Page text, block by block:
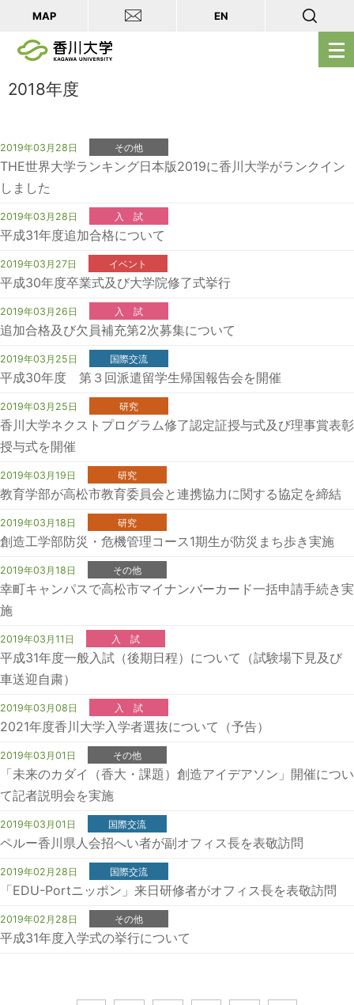
メ
ニ
く
MAP EN
2018年度
2019年03月28日 その他
THE世界大学ランキング日本版2019に香川大学がランクイン
しました
2019年03月28日 入 試
平成31年度追加合格について
2019年03月27日 イベント
平成30年度卒業式及び大学院修了式挙行
2019年03月26日 入 試
追加合格及び欠員補充第2次募集について
2019年03月25日 国際交流
平成30年度 第３回派遣留学生帰国報告会を開催
2019年03月25日 研究
香川大学ネクストプログラム修了認定証授与式及び理事賞表彰
授与式を開催
2019年03月19日 研究
教育学部が高松市教育委員会と連携協力に関する協定を締結
2019年03月18日 研究
創造工学部防災・危機管理コース1期生が防災まち歩き実施
2019年03月18日 その他
幸町キャンパスで高松市マイナンバーカード一括申請手続き実
施
2019年03月11日 入 試
平成31年度一般入試（後期日程）について（試験場下見及び
車送迎自粛）
2019年03月08日 入 試
2021年度香川大学入学者選抜について（予告）
2019年03月01日 その他
「未来のカダイ（香大・課題）創造アイデアソン」開催につい
て記者説明会を実施
2019年03月01日 国際交流
ペルー香川県人会招へい者が副オフィス長を表敬訪問
2019年02月28日 国際交流
「EDU-Portニッポン」来日研修者がオフィス長を表敬訪問
2019年02月28日 その他
平成31年度入学式の挙行について